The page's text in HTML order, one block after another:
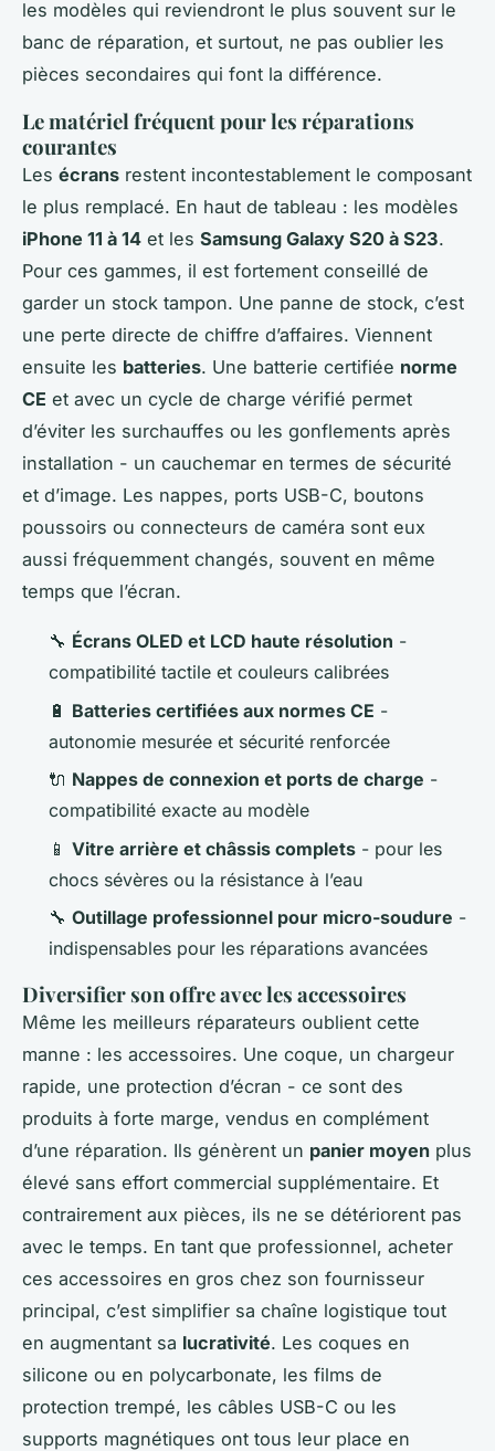
les modèles qui reviendront le plus souvent sur le
banc de réparation, et surtout, ne pas oublier les
pièces secondaires qui font la différence.
Le matériel fréquent pour les réparations
courantes
Les écrans restent incontestablement le composant
le plus remplacé. En haut de tableau : les modèles
iPhone 11 à 14 et les Samsung Galaxy S20 à S23.
Pour ces gammes, il est fortement conseillé de
garder un stock tampon. Une panne de stock, c’est
une perte directe de chiffre d’affaires. Viennent
ensuite les batteries. Une batterie certifiée norme
CE et avec un cycle de charge vérifié permet
d’éviter les surchauffes ou les gonflements après
installation - un cauchemar en termes de sécurité
et d’image. Les nappes, ports USB-C, boutons
poussoirs ou connecteurs de caméra sont eux
aussi fréquemment changés, souvent en même
temps que l’écran.
🔧 Écrans OLED et LCD haute résolution -
compatibilité tactile et couleurs calibrées
🔋 Batteries certifiées aux normes CE -
autonomie mesurée et sécurité renforcée
🔌 Nappes de connexion et ports de charge -
compatibilité exacte au modèle
📱 Vitre arrière et châssis complets - pour les
chocs sévères ou la résistance à l’eau
🔧 Outillage professionnel pour micro-soudure -
indispensables pour les réparations avancées
Diversifier son offre avec les accessoires
Même les meilleurs réparateurs oublient cette
manne : les accessoires. Une coque, un chargeur
rapide, une protection d’écran - ce sont des
produits à forte marge, vendus en complément
d’une réparation. Ils génèrent un panier moyen plus
élevé sans effort commercial supplémentaire. Et
contrairement aux pièces, ils ne se détériorent pas
avec le temps. En tant que professionnel, acheter
ces accessoires en gros chez son fournisseur
principal, c’est simplifier sa chaîne logistique tout
en augmentant sa lucrativité. Les coques en
silicone ou en polycarbonate, les films de
protection trempé, les câbles USB-C ou les
supports magnétiques ont tous leur place en